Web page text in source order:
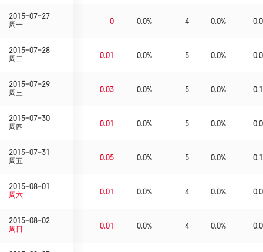
2015-07-27
周一
0 0.0% 4 0.0% 0.0
2015-07-28
周二
0.01 0.0% 5 0.0% 0.0
2015-07-29
周三
0.03 0.0% 5 0.0% 0.1
2015-07-30
周四
0.01 0.0% 5 0.0% 0.0
2015-07-31
周五
0.05 0.0% 5 0.0% 0.1
2015-08-01
周六
0.01 0.0% 4 0.0% 0.0
2015-08-02
周日
0.01 0.0% 4 0.0% 0.0